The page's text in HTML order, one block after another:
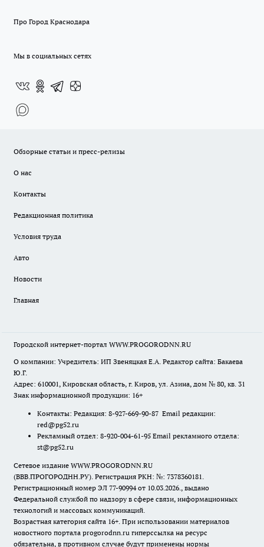
Про Город Краснодара
Мы в социальных сетях
Обзорные статьи и пресс-релизы
О нас
Контакты
Редакционная политика
Условия труда
Авто
Новости
Главная
Городской интернет-портал WWW.PROGORODNN.RU
О компании: Учредитель: ИП Звеняцкая Е.А. Редактор сайта: Бакаева
Ю.Г.
Адрес: 610001, Кировская область, г. Киров, ул. Азина, дом № 80, кв. 31
Знак информационной продукции: 16+
Контакты: Редакция: 8-927-669-90-87 Email редакции:
red@pg52.ru
Рекламный отдел: 8-920-004-61-95 Email рекламного отдела:
st@pg52.ru
Сетевое издание WWW.PROGORODNN.RU
(ВВВ.ПРОГОРОДНН.РУ). Регистрация РКН: №: 7378360181.
Регистрационный номер ЭЛ 77-90994 от 10.03.2026., выдано
Федеральной службой по надзору в сфере связи, информационных
технологий и массовых коммуникаций.
Возрастная категория сайта 16+. При использовании материалов
новостного портала progorodnn.ru гиперссылка на ресурс
обязательна, в противном случае будут применены нормы